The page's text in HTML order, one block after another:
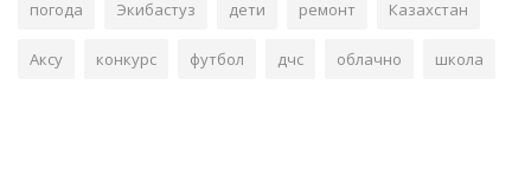
погода Экибастуз дети ремонт Казахстан
Аксу конкурс футбол дчс облачно школа